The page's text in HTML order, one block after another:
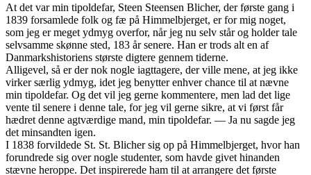
At det var min tipoldefar, Steen Steensen Blicher, der første gang i
1839 forsamlede folk og fæ på Himmelbjerget, er for mig noget,
som jeg er meget ydmyg overfor, når jeg nu selv står og holder tale
selvsamme skønne sted, 183 år senere. Han er trods alt en af
Danmarkshistoriens største digtere gennem tiderne.
Alligevel, så er der nok nogle iagttagere, der ville mene, at jeg ikke
virker særlig ydmyg, idet jeg benytter enhver chance til at nævne
min tipoldefar. Og det vil jeg gerne kommentere, men lad det lige
vente til senere i denne tale, for jeg vil gerne sikre, at vi først får
hædret denne agtværdige mand, min tipoldefar. — Ja nu sagde jeg
det minsandten igen.
I 1838 forvildede St. St. Blicher sig op på Himmelbjerget, hvor han
forundrede sig over nogle studenter, som havde givet hinanden
stævne heroppe. Det inspirerede ham til at arrangere det første